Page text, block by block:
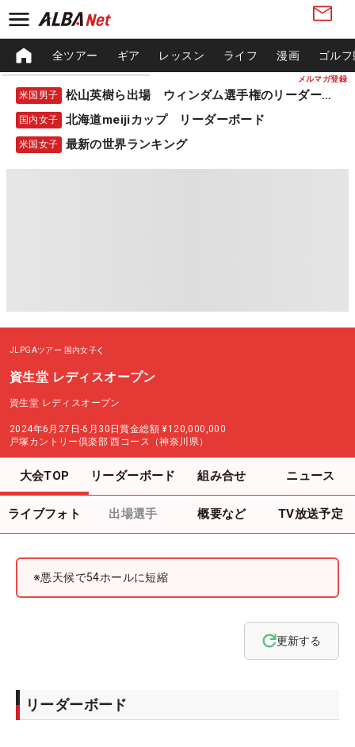
メルマガ登録
全ツアー ギア レッスン ライフ 漫画 ゴル
米国男子 松山英樹ら出場 ウィンダム選手権のリーダーボード
国内女子 北海道meijiカップ リーダーボード
米国女子 最新の世界ランキング
JLPGAツアー 国内女子
資生堂 レディスオープン
資生堂 レディスオープン
2024年6月27日-6月30日賞金総額 ¥120,000,000
戸塚カントリー倶楽部 西コース（神奈川県）
大会TOP リーダーボード 組み合せ ニュース
ライブフォト 出場選手 概要など TV放送予定
※悪天候で54ホールに短縮
更新する
リーダーボード